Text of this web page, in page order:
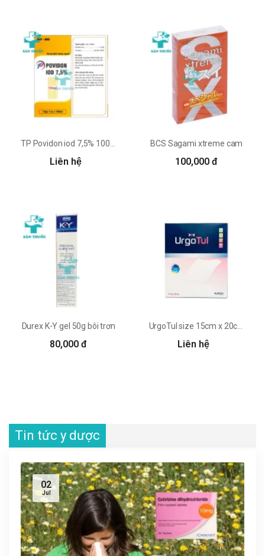
Liên hệ
BCS Sagami xtreme cam
100,000 đ
Durex K-Y gel 50g bôi trơn
80,000 đ Liên hệ
Tin tức y dược
02
Jul